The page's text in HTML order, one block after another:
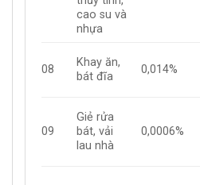
cao su và
nhựa
08
Khay ăn,
bát đĩa
0,014%
09
Giẻ rửa
bát, vải
lau nhà
0,0006%